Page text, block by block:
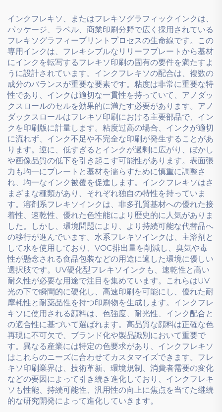
インクフレキソ、またはフレキソグラフィックインクは、
パッケージ、ラベル、商業印刷分野で広く採用されている
フレキソグラフィープリントプロセスの生命線です。この
専用インクは、フレキシブルなリリーフプレートから基材
にインクを転写するフレキソ印刷の固有の要件を満たすよ
うに設計されています。インクフレキソの配合は、複数の
成分のバランスが重要な要素です。粘度は非常に重要な特
性であり、インクは適切な一貫性を持っていて、アノダッ
クスロールのセルを効果的に満たす必要があります。アノ
ダックスロールはフレキソ印刷における主要部品で、イン
クを印刷版に計量します。粘度过高の場合、インクが適切
に流れず、インク不足や不完全な印刷が発生することがあ
ります。逆に、低すぎるとインクが過剰に広がり、ぼかし
や画像品質の低下を引き起こす可能性があります。表面張
力も均一にプレートと基材を濡らすために慎重に調整さ
れ、均一なインク被覆を促進します。インクフレキソはさ
まざまな種類があり、それぞれ独自の特性を持っていま
す。溶剤系フレキソインクは、非多孔質基材への優れた接
着性、速乾性、優れた色性能により歴史的に人気がありま
した。しかし、環境問題により、より持続可能な代替品へ
の移行が進んでいます。水系フレキソインクは、主溶剤と
して水を使用しており、VOC排出量を削減し、臭気や毒
性が懸念される食品包装などの用途に適した環境に優しい
選択肢です。UV硬化型フレキソインクも、速乾性と高い
耐久性が必要な用途で注目を集めています。これらはUV
光の下で瞬間的に硬化し、高速印刷を可能にし、優れた耐
摩耗性と耐薬品性を持つ印刷物を生成します。インクフレ
キソに使用される顔料は、色強度、耐光性、インク配合と
の適合性に基づいて選ばれます。高品質な顔料は正確な色
再現に不可欠で、ブランド化や製品識別において重要で
す。異なる産業には特定の色要求があり、インクフレキソ
はこれらのニーズに合わせてカスタマイズできます。フレ
キソ印刷業界は、技術革新、環境規制、消費者需要の変化
などの要因によって引き続き進化しており、インクフレキ
ソも性能、持続可能性、汎用性の向上に焦点を当てた継続
的な研究開発によって進化していきます。